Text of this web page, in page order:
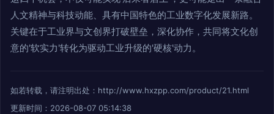
人文精神与科技动能、具有中国特色的工业数字化发展新路。
关键在于工业界与文创界打破壁垒，深化协作，共同将文化创
意的'软实力'转化为驱动工业升级的'硬核'动力。
如若转载，请注明出处：http://www.hxzpp.com/product/21.html
更新时间：2026-08-07 05:14:38